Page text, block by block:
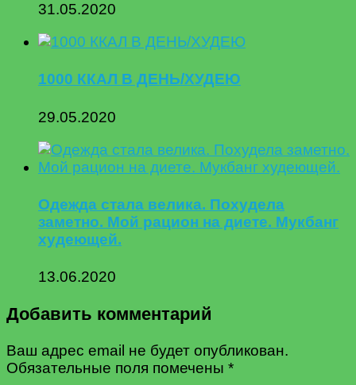
31.05.2020
1000 ККАЛ В ДЕНЬ/ХУДЕЮ
29.05.2020
Одежда стала велика. Похудела
заметно. Мой рацион на диете. Мукбанг
худеющей.
13.06.2020
Добавить комментарий
Ваш адрес email не будет опубликован.
Обязательные поля помечены *